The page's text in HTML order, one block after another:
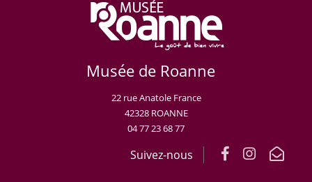
Musée de Roanne
22 rue Anatole France
42328 ROANNE
04 77 23 68 77
Suivez-nous